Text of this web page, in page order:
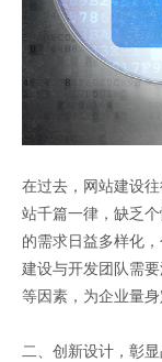
在过去，网站建设
站千篇一律，缺乏
的需求日益多样化
建设与开发团队需
等因素，为企业量身
二、创新设计，彰显